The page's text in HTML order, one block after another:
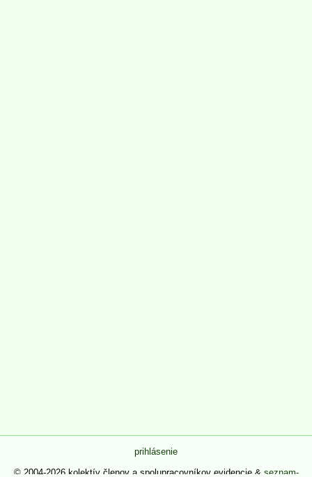
prihlásenie
© 2004-2026 kolektív členov a spolupracovníkov evidencie & seznam-